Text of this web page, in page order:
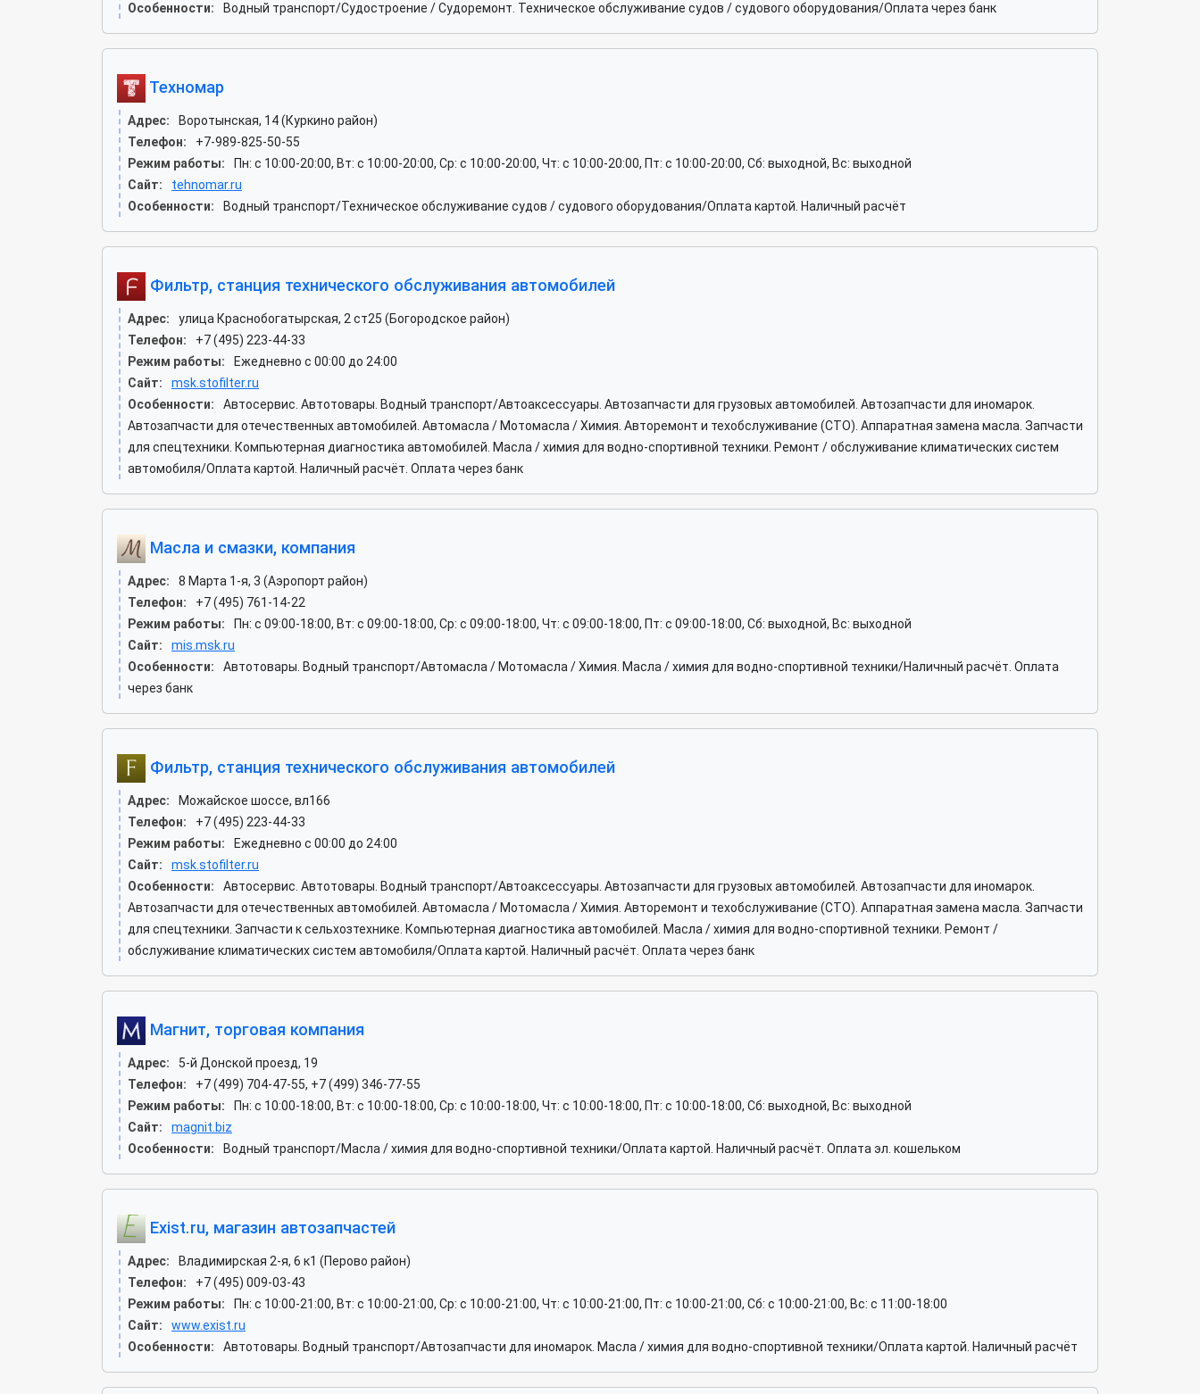
Особенности:
Водный транспорт/Судостроение / Судоремонт. Техническое обслуживание судов / судового оборудования/Оплата через банк
Техномар
Адрес:
Воротынская, 14 (Куркино район)
Телефон:
+7-989-825-50-55
Режим работы:
Пн: c 10:00-20:00, Вт: c 10:00-20:00, Ср: c 10:00-20:00, Чт: c 10:00-20:00, Пт: c 10:00-20:00, Сб: выходной, Вс: выходной
Сайт:
tehnomar.ru
Особенности:
Водный транспорт/Техническое обслуживание судов / судового оборудования/Оплата картой. Наличный расчёт
Фильтр, станция технического обслуживания автомобилей
Адрес:
улица Краснобогатырская, 2 ст25 (Богородское район)
Телефон:
+7 (495) 223-44-33
Режим работы:
Ежедневно с 00:00 до 24:00
Сайт:
msk.stofilter.ru
Особенности:
Автосервис. Автотовары. Водный транспорт/Автоаксессуары. Автозапчасти для грузовых автомобилей. Автозапчасти для иномарок.
Автозапчасти для отечественных автомобилей. Автомасла / Мотомасла / Химия. Авторемонт и техобслуживание (СТО). Аппаратная замена масла. Запчасти
для спецтехники. Компьютерная диагностика автомобилей. Масла / химия для водно-спортивной техники. Ремонт / обслуживание климатических систем
автомобиля/Оплата картой. Наличный расчёт. Оплата через банк
Масла и смазки, компания
Адрес:
8 Марта 1-я, 3 (Аэропорт район)
Телефон:
+7 (495) 761-14-22
Режим работы:
Пн: c 09:00-18:00, Вт: c 09:00-18:00, Ср: c 09:00-18:00, Чт: c 09:00-18:00, Пт: c 09:00-18:00, Сб: выходной, Вс: выходной
Сайт:
mis.msk.ru
Особенности:
Автотовары. Водный транспорт/Автомасла / Мотомасла / Химия. Масла / химия для водно-спортивной техники/Наличный расчёт. Оплата
через банк
Фильтр, станция технического обслуживания автомобилей
Адрес:
Можайское шоссе, вл166
Телефон:
+7 (495) 223-44-33
Режим работы:
Ежедневно с 00:00 до 24:00
Сайт:
msk.stofilter.ru
Особенности:
Автосервис. Автотовары. Водный транспорт/Автоаксессуары. Автозапчасти для грузовых автомобилей. Автозапчасти для иномарок.
Автозапчасти для отечественных автомобилей. Автомасла / Мотомасла / Химия. Авторемонт и техобслуживание (СТО). Аппаратная замена масла. Запчасти
для спецтехники. Запчасти к сельхозтехнике. Компьютерная диагностика автомобилей. Масла / химия для водно-спортивной техники. Ремонт /
обслуживание климатических систем автомобиля/Оплата картой. Наличный расчёт. Оплата через банк
Магнит, торговая компания
Адрес:
5-й Донской проезд, 19
Телефон:
+7 (499) 704-47-55, +7 (499) 346-77-55
Режим работы:
Пн: c 10:00-18:00, Вт: c 10:00-18:00, Ср: c 10:00-18:00, Чт: c 10:00-18:00, Пт: c 10:00-18:00, Сб: выходной, Вс: выходной
Сайт:
magnit.biz
Особенности:
Водный транспорт/Масла / химия для водно-спортивной техники/Оплата картой. Наличный расчёт. Оплата эл. кошельком
Exist.ru, магазин автозапчастей
Адрес:
Владимирская 2-я, 6 к1 (Перово район)
Телефон:
+7 (495) 009-03-43
Режим работы:
Пн: c 10:00-21:00, Вт: c 10:00-21:00, Ср: c 10:00-21:00, Чт: c 10:00-21:00, Пт: c 10:00-21:00, Сб: c 10:00-21:00, Вс: c 11:00-18:00
Сайт:
www.exist.ru
Особенности:
Автотовары. Водный транспорт/Автозапчасти для иномарок. Масла / химия для водно-спортивной техники/Оплата картой. Наличный расчёт